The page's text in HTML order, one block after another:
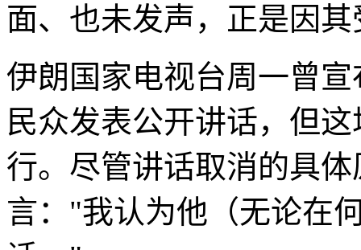
面、也未发声，正是因
伊朗国家电视台周一曾
民众发表公开讲话，但
行。尽管讲话取消的具
言："我认为他（无论在